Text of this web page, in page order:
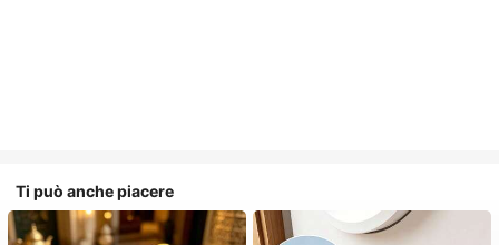
Ti può anche piacere